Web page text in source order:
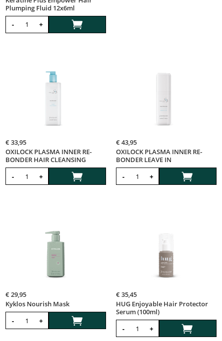
Plumping Fluid 12x6ml
- + 
OXILOCK PLASMA INNER RE-
BONDER HAIR CLEANSING
€33,95
- + 
OXILOCK PLASMA INNER RE-
BONDER LEAVE IN
€43,95
- + 
Kyklos Nourish Mask
€29,95
- + 
HUG Enjoyable Hair Protector
Serum (100ml)
€35,45
- + 